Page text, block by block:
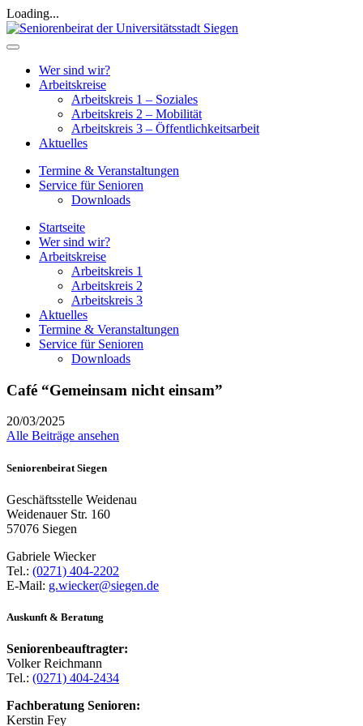
Loading...
Wer sind wir?
Arbeitskreise
Arbeitskreis 1 – Soziales
Arbeitskreis 2 – Mobilität
Arbeitskreis 3 – Öffentlichkeitsarbeit
Aktuelles
Termine & Veranstaltungen
Service für Senioren
Downloads
Startseite
Wer sind wir?
Arbeitskreise
Arbeitskreis 1
Arbeitskreis 2
Arbeitskreis 3
Aktuelles
Termine & Veranstaltungen
Service für Senioren
Downloads
Café “Gemeinsam nicht einsam”
20/03/2025
Alle Beiträge ansehen
Seniorenbeirat Siegen
Geschäftsstelle Weidenau
Weidenauer Str. 160
57076 Siegen
Gabriele Wiecker
Tel.: (0271) 404-2202
E-Mail: g.wiecker@siegen.de
Auskunft & Beratung
Seniorenbeauftragter:
Volker Reichmann
Tel.: (0271) 404-2434
Fachberatung Senioren:
Kerstin Fey